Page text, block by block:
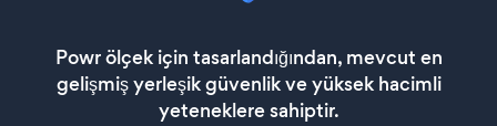
Powr ölçek için tasarlandığından, mevcut en
gelişmiş yerleşik güvenlik ve yüksek hacimli
yeteneklere sahiptir.